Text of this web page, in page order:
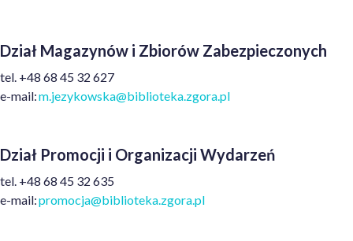
Dział Magazynów i Zbiorów Zabezpieczonych
tel. +48 68 45 32 627
e-mail:m.jezykowska@biblioteka.zgora.pl
Dział Promocji i Organizacji Wydarzeń
tel. +48 68 45 32 635
e-mail:promocja@biblioteka.zgora.pl